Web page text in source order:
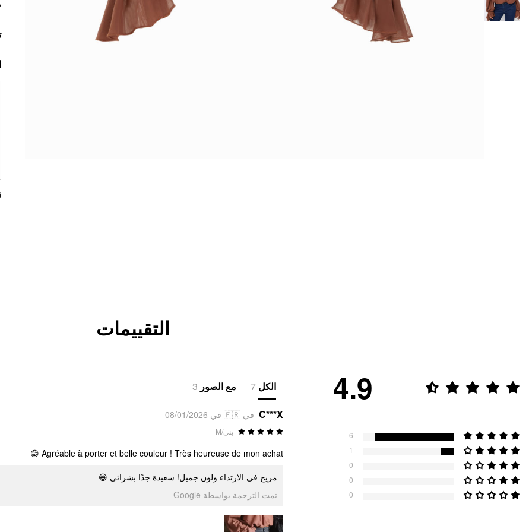
التقييمات
4.9
6
1
0
0
0
الكل 7 مع الصور 3
C***X في 🇫🇷 في 08/01/2026
بني/M
Agréable à porter et belle couleur ! Très heureuse de mon achat 😁
مريح في الارتداء ولون جميل! سعيدة جدًا بشرائي 😁
تمت الترجمة بواسطة Google